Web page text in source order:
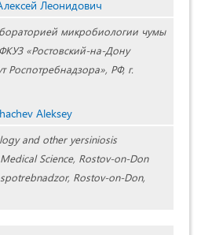
Леонидович
микробиологии чумы
«Ростовский-на-Дону
Роспотребнадзора», РФ, г.
Aleksey
and other yersiniosis
Science, Rostov-on-Don
Rostov-on-Don,